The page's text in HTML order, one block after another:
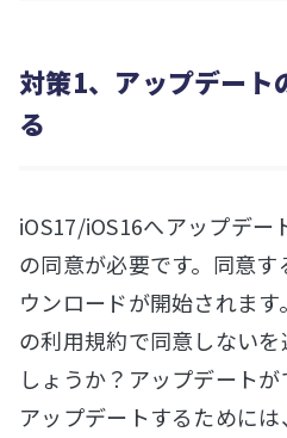
対策1、アップデート
る
iOS17/iOS16へアップデー
の同意が必要です。同意
ウンロードが開始されま
の利用規約で同意しない
しょうか？アップデート
アップデートするために